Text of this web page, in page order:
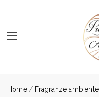
Home/ Fragranze ambiente